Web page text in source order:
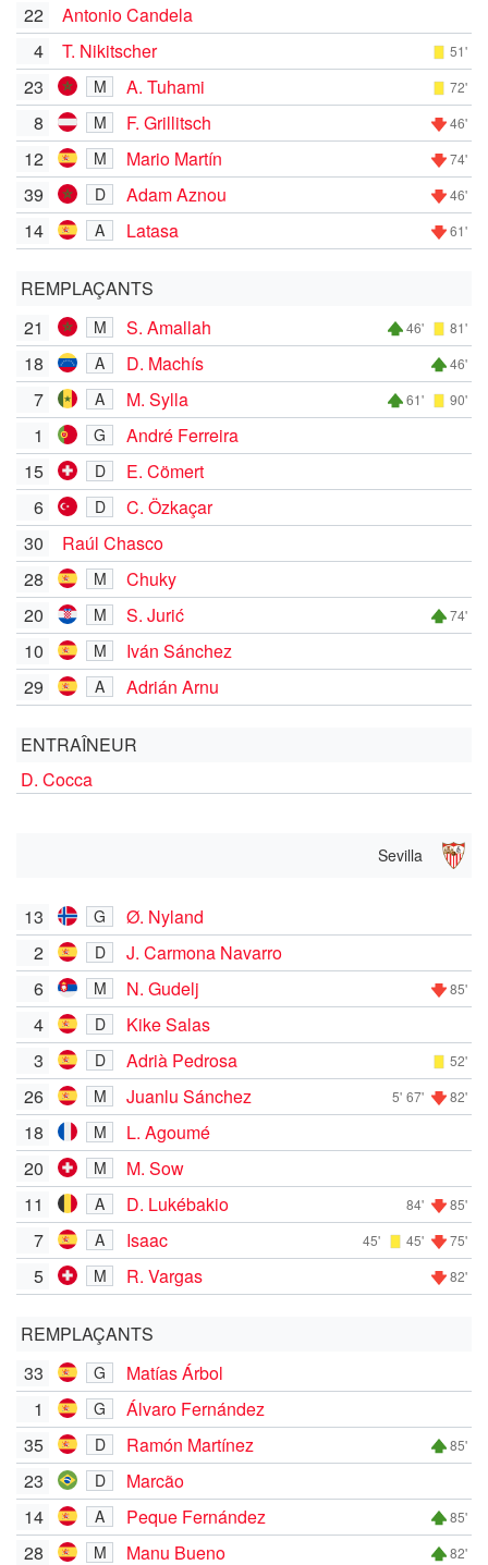
22
Antonio Candela
4
T. Nikitscher 51'
23 M A. Tuhami 72'
8 M F. Grillitsch 46'
12 M Mario Martín 74'
39 D Adam Aznou 46'
14 A Latasa 61'
REMPLAÇANTS
21
M S. Amallah 46' 81'
18 A D. Machís 46'
7 A M. Sylla 61' 90'
1 G
André Ferreira
15
D
E. Cömert
6
D
C. Özkaçar
30
Raúl Chasco
28
M
Chuky
20
M S. Jurić 74'
10 M
Iván Sánchez
29
A Adrián Arnu
ENTRAÎNEUR
D. Cocca
Sevilla
13 G
Ø. Nyland
2
D
J. Carmona Navarro
6
M N. Gudelj 85'
4 D
Kike Salas
3
D Adrià Pedrosa 52'
26 M Juanlu Sánchez 5' 67' 82'
18 M
L. Agoumé
20
M
M. Sow
11
A D. Lukébakio 84' 85'
7 A Isaac 45' 45' 75'
5 M R. Vargas 82'
REMPLAÇANTS
33
G
Matías Árbol
1
G
Álvaro Fernández
35
D Ramón Martínez 85'
23 D
Marcão
14
A Peque Fernández 85'
28 M Manu Bueno 82'